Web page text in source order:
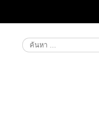
ค้นหา
สำหรับ: